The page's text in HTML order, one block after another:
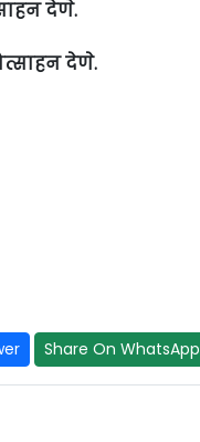
देणे.
देणे.
Share On WhatsApp